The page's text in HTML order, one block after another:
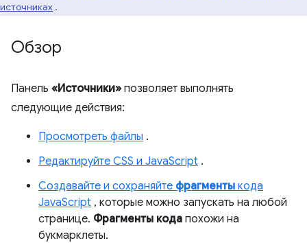
источниках .
Обзор
Панель «Источники» позволяет выполнять
следующие действия:
Просмотреть файлы .
Редактируйте CSS и JavaScript .
Создавайте и сохраняйте фрагменты кода
JavaScript , которые можно запускать на любой
странице. Фрагменты кода похожи на
букмарклеты.